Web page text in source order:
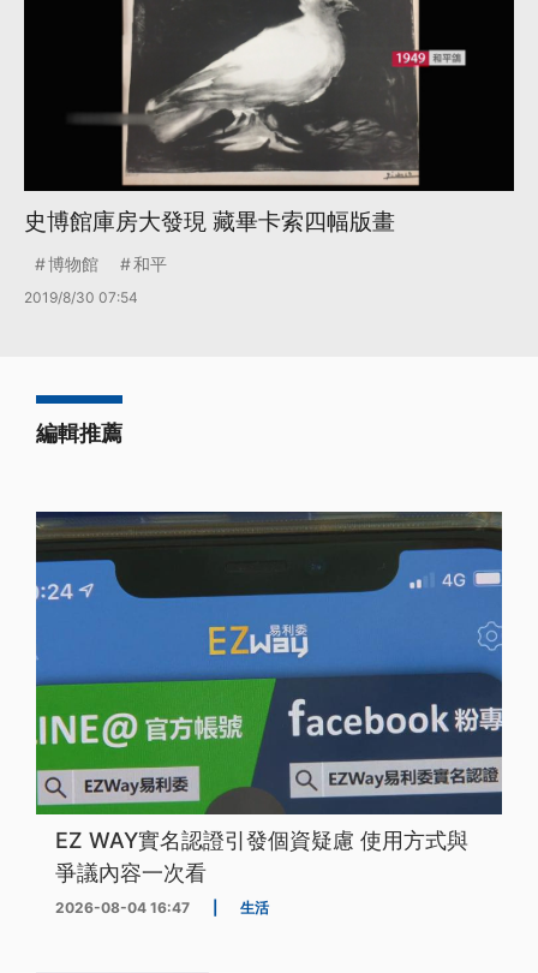
史博館庫房大發現 藏畢卡索四幅版畫
博物館 和平
2019/8/30 07:54
編輯推薦
EZ WAY實名認證引發個資疑慮 使用方式與
爭議內容一次看
2026-08-04 16:47 生活